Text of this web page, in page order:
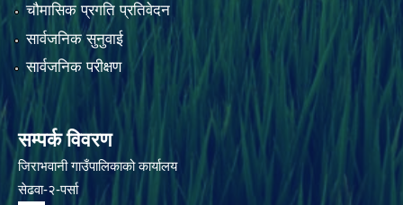
चौमासिक प्रगति प्रतिवेदन
सार्वजनिक सुनुवाई
सार्वजनिक परीक्षण
सम्पर्क विवरण
जिराभवानी गाउँपालिकाको कार्यालय
सेढवा-२-पर्सा